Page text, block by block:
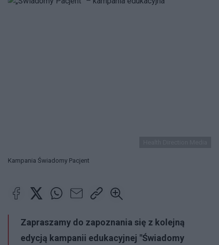
Kampania Świadomy Pacjent
Zapraszamy do zapoznania się z kolejną
edycją kampanii edukacyjnej "Świadomy